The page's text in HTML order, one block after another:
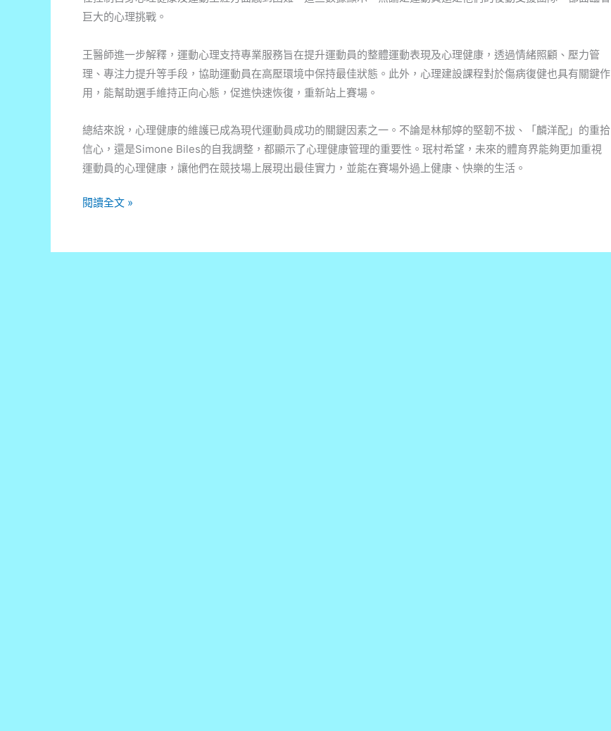
巨大的心理挑戰。
王醫師進一步解釋，運動心理支持專業服務旨在提升運動員的整體運動表現及心理健康，透過情緒照顧、壓力管
理、專注力提升等手段，協助運動員在高壓環境中保持最佳狀態。此外，心理建設課程對於傷病復健也具有關鍵作
用，能幫助選手維持正向心態，促進快速恢復，重新站上賽場。
總結來說，心理健康的維護已成為現代運動員成功的關鍵因素之一。不論是林郁婷的堅韌不拔、「麟洋配」的重拾
信心，還是Simone Biles的自我調整，都顯示了心理健康管理的重要性。珉村希望，未來的體育界能夠更加重視
運動員的心理健康，讓他們在競技場上展現出最佳實力，並能在賽場外過上健康、快樂的生活。
林
閱讀全文 »